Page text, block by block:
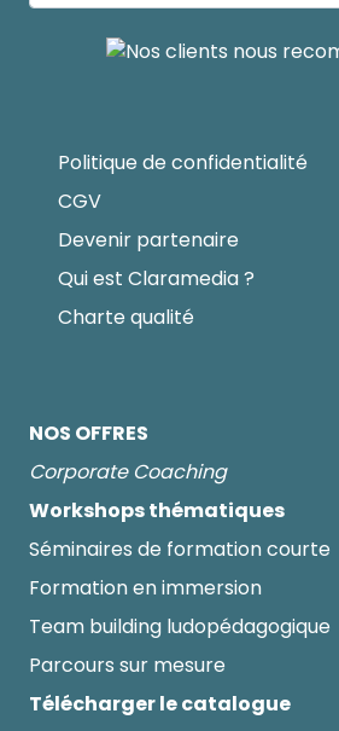
Politique de confidentialité
CGV
Devenir partenaire
Qui est Claramedia ?
Charte qualité
NOS OFFRES
Corporate Coaching
Workshops thématiques
Séminaires de formation courte
Formation en immersion
Team building ludopédagogique
Parcours sur mesure
Télécharger le catalogue